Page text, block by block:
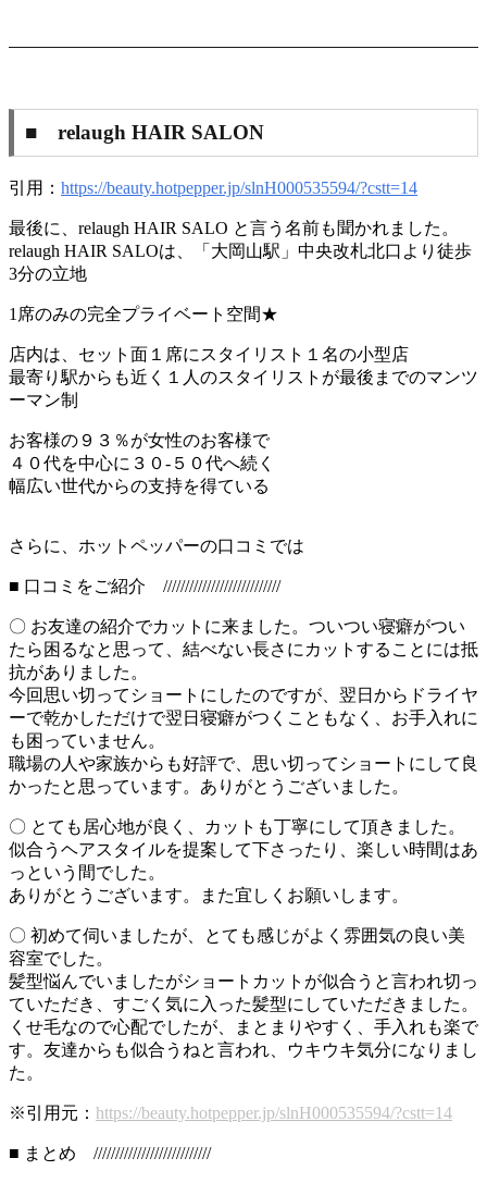
■ relaugh HAIR SALON
引用： https://beauty.hotpepper.jp/slnH000535594/?cstt=14
最後に、relaugh HAIR SALO と言う名前も聞かれました。
relaugh HAIR SALOは、「大岡山駅」中央改札北口より徒歩
3分の立地
1席のみの完全プライベート空間★
店内は、セット面１席にスタイリスト１名の小型店
最寄り駅からも近く１人のスタイリストが最後までのマンツ
ーマン制
お客様の９３％が女性のお客様で
４０代を中心に３０-５０代へ続く
幅広い世代からの支持を得ている
さらに、ホットペッパーの口コミでは
■ 口コミをご紹介 ///////////////////////////
〇 お友達の紹介でカットに来ました。ついつい寝癖がつい
たら困るなと思って、結べない長さにカットすることには抵
抗がありました。
今回思い切ってショートにしたのですが、翌日からドライヤ
ーで乾かしただけで翌日寝癖がつくこともなく、お手入れに
も困っていません。
職場の人や家族からも好評で、思い切ってショートにして良
かったと思っています。ありがとうございました。
〇 とても居心地が良く、カットも丁寧にして頂きました。
似合うヘアスタイルを提案して下さったり、楽しい時間はあ
っという間でした。
ありがとうございます。また宜しくお願いします。
〇 初めて伺いましたが、とても感じがよく雰囲気の良い美
容室でした。
髪型悩んでいましたがショートカットが似合うと言われ切っ
ていただき、すごく気に入った髪型にしていただきました。
くせ毛なので心配でしたが、まとまりやすく、手入れも楽で
す。友達からも似合うねと言われ、ウキウキ気分になりまし
た。
※引用元： https://beauty.hotpepper.jp/slnH000535594/?cstt=14
■ まとめ ///////////////////////////